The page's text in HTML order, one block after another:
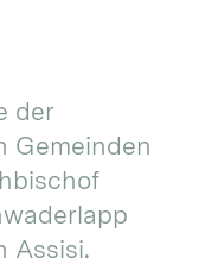
der
Gemeinden
Assisi.